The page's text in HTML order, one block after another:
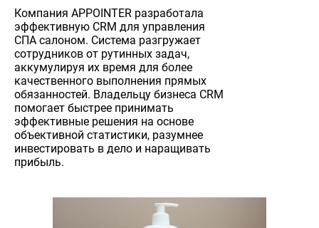
Компания APPOINTER разработала
эффективную CRM для управления
СПА салоном. Система разгружает
сотрудников от рутинных задач,
аккумулируя их время для более
качественного выполнения прямых
обязанностей. Владельцу бизнеса CRM
помогает быстрее принимать
эффективные решения на основе
объективной статистики, разумнее
инвестировать в дело и наращивать
прибыль.